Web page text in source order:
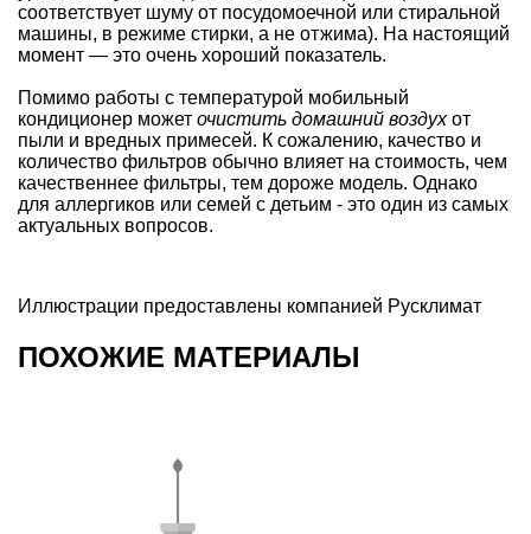
соответствует шуму от посудомоечной или стиральной
машины, в режиме стирки, а не отжима). На настоящий
момент — это очень хороший показатель.
Помимо работы с температурой мобильный
кондиционер может очистить домашний воздухот
пыли и вредных примесей. К сожалению, качество и
количество фильтров обычно влияет на стоимость, чем
качественнее фильтры, тем дороже модель. Однако
для аллергиков или семей с детьим - это один из самых
актуальных вопросов.
Иллюстрации предоставлены компанией Русклимат
ПОХОЖИЕ МАТЕРИАЛЫ